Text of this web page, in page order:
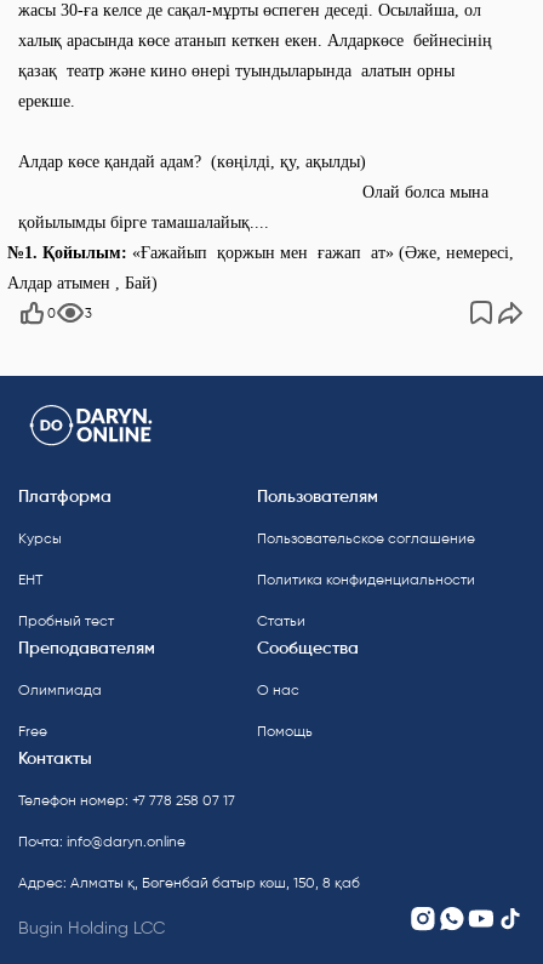
жасы 30-ға келсе де сақал-мұрты өспеген деседі. Осылайша, ол
халық арасында көсе атанып кеткен екен. Алдаркөсе бейнесінің
қазақ театр және кино өнері туындыларында алатын орны
ерекше.
Алдар көсе қандай адам? (көңілді, қу, ақылды)
Олай болса мына
қойылымды бірге тамашалайық....
№1. Қойылым: «Ғажайып қоржын мен ғажап ат» (Әже, немересі,
Алдар атымен , Бай)
0 3
Платформа
Курсы
ЕНТ
Пробный тест
Пользователям
Пользовательское соглашение
Политика конфиденциальности
Статьи
Преподавателям
Олимпиада
Free
Сообщества
О нас
Помощь
Контакты
Телефон номер: +7 778 258 07 17
Почта: info@daryn.online
Адрес: Алматы қ, Бөгенбай батыр көш, 150, 8 қаб
Bugin Holding LCC